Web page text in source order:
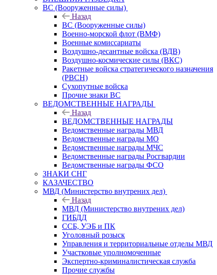
ВС (Вооруженные силы)
Назад
ВС (Вооруженные силы)
Военно-морской флот (ВМФ)
Военные комиссариаты
Воздушно-десантные войска (ВДВ)
Воздушно-космические силы (ВКС)
Ракетные войска стратегического назначения
(РВСН)
Сухопутные войска
Прочие знаки ВС
ВЕДОМСТВЕННЫЕ НАГРАДЫ
Назад
ВЕДОМСТВЕННЫЕ НАГРАДЫ
Ведомственные награды МВД
Ведомственные награды МО
Ведомственные награды МЧС
Ведомственные награды Росгвардии
Ведомственные награды ФСО
ЗНАКИ СНГ
КАЗАЧЕСТВО
МВД (Министерство внутрених дел)
Назад
МВД (Министерство внутрених дел)
ГИБДД
ССБ, УЭБ и ПК
Уголовный розыск
Управления и территориальные отделы МВД
Участковые уполномоченные
Экспертно-криминалистическая служба
Прочие службы